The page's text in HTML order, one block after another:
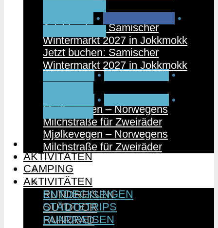
Jetzt buchen: Samischer
Wintermarkt 2027 in Jokkmokk
FAHRRAD • NORWEGEN •
Mjølkevegen – Norwegens
Milchstraße für Zweiräder
CAMPING
AKTIVITÄTEN
ENTDECKUNGEN
STÄDTETRIPS
RUNDREISEN
OUTDOOR
FAHRRAD
•
•
Jetzt buchen: Samischer
Wintermarkt 2027 in Jokkmokk
•
•
Mjølkevegen – Norwegens
Milchstraße für Zweiräder
CAMPING
AKTIVITÄTEN
ENTDECKUNGEN
STÄDTETRIPS
RUNDREISEN